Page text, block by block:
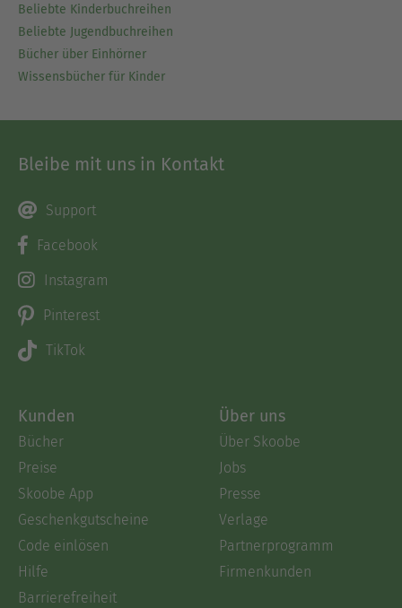
Beliebte Kinderbuchreihen
Beliebte Jugendbuchreihen
Bücher über Einhörner
Wissensbücher für Kinder
Bleibe mit uns in Kontakt
Support
Facebook
Instagram
Pinterest
TikTok
Kunden
Bücher
Preise
Skoobe App
Geschenkgutscheine
Code einlösen
Hilfe
Barrierefreiheit
Über uns
Über Skoobe
Jobs
Presse
Verlage
Partnerprogramm
Firmenkunden